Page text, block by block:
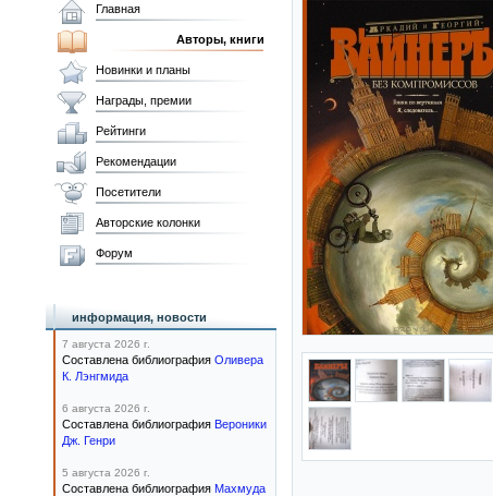
Главная
Авторы, книги
Новинки и планы
Награды, премии
Рейтинги
Рекомендации
Посетители
Авторские колонки
Форум
информация, новости
7 августа 2026 г.
Составлена библиография Оливера
К. Лэнгмида
6 августа 2026 г.
Составлена библиография Вероники
Дж. Генри
5 августа 2026 г.
Составлена библиография Махмуда